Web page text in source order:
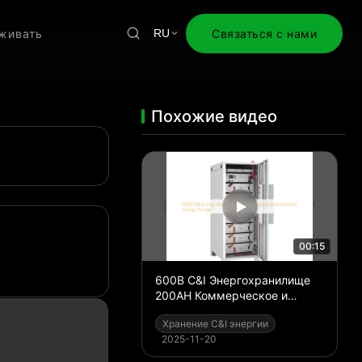
RU Связаться с нами
Похожие видео
00:15
600В С&I Энергохранилище
200AH Коммерческое и
промышленное
энергохранилище
Хранение C&I энергии
2025-11-20